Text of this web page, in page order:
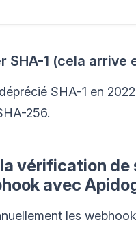
SHA-1 (cela arrive
SHA-1 en
256.
vérification de
avec
les